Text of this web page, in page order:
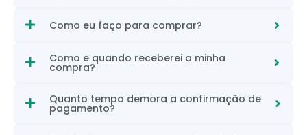
Como eu faço para comprar?
Como e quando receberei a minha
compra?
Quanto tempo demora a confirmação de
pagamento?